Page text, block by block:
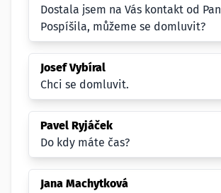
Dostala jsem na Vás kontakt od
Pospíšila, můžeme se domluvit?
Josef Vybíral
Chci se domluvit.
Pavel Ryjáček
Do kdy máte čas?
Jana Machytková